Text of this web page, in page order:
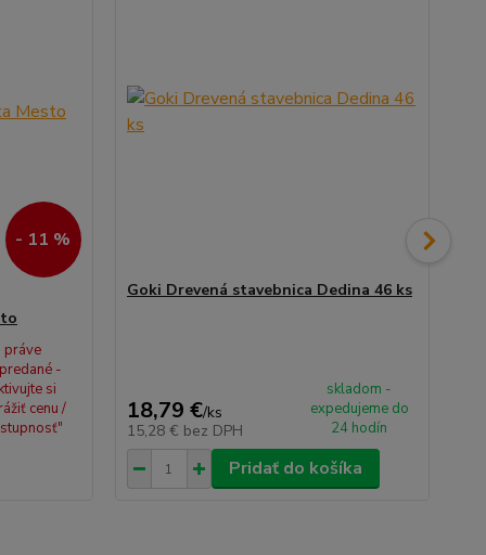
- 11 %
práve
-
si
cenu /
Goki Drevená stavebnica Dedina 46 ks
18,79 €/ks
15,28 € bez DPH
skladom -
expedujeme do
24 hodín
Pridať do košíka